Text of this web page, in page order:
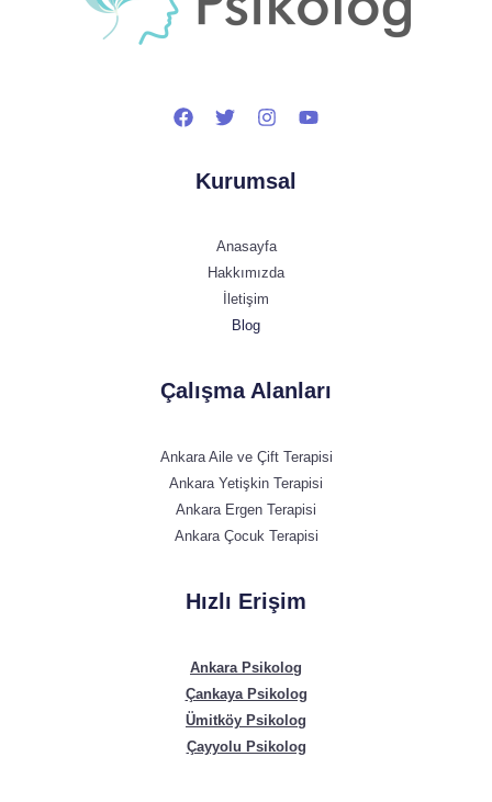
Kurumsal
Anasayfa
Hakkımızda
İletişim
Blog
Çalışma Alanları
Ankara Aile ve Çift Terapisi
Ankara Yetişkin Terapisi
Ankara Ergen Terapisi
Ankara Çocuk Terapisi
Hızlı Erişim
Ankara Psikolog
Çankaya Psikolog
Ümitköy Psikolog
Çayyolu Psikolog